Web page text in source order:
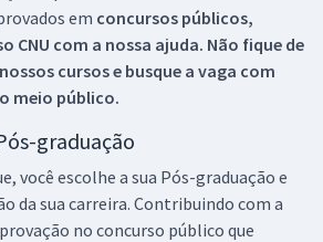
em concursos públicos,
CNU com a nossa ajuda. Não fique de
cursos e busque a vaga com
meio público.
graduação
você escolhe a sua Pós-graduação e
da sua carreira. Contribuindo com a
no concurso público que